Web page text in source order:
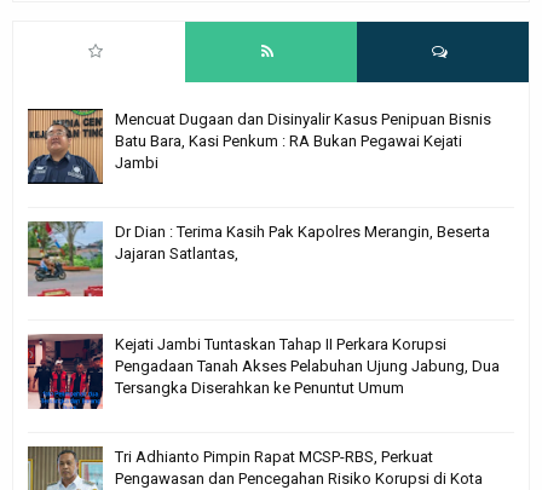
Mencuat Dugaan dan Disinyalir Kasus Penipuan Bisnis
Batu Bara, Kasi Penkum : RA Bukan Pegawai Kejati
Jambi
Dr Dian : Terima Kasih Pak Kapolres Merangin, Beserta
Jajaran Satlantas,
Kejati Jambi Tuntaskan Tahap II Perkara Korupsi
Pengadaan Tanah Akses Pelabuhan Ujung Jabung, Dua
Tersangka Diserahkan ke Penuntut Umum
Tri Adhianto Pimpin Rapat MCSP-RBS, Perkuat
Pengawasan dan Pencegahan Risiko Korupsi di Kota